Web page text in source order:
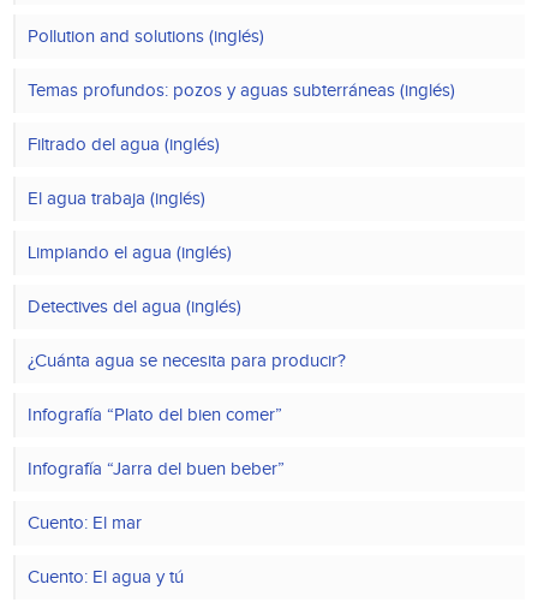
Pollution and solutions (inglés)
Temas profundos: pozos y aguas subterráneas (inglés)
Filtrado del agua (inglés)
El agua trabaja (inglés)
Limpiando el agua (inglés)
Detectives del agua (inglés)
¿Cuánta agua se necesita para producir?
Infografía “Plato del bien comer”
Infografía “Jarra del buen beber”
Cuento: El mar
Cuento: El agua y tú